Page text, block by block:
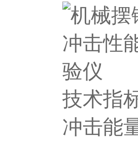
技术指
冲击能